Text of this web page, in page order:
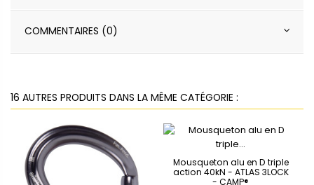
COMMENTAIRES (0)
16 AUTRES PRODUITS DANS LA MÊME CATÉGORIE :
Mousqueton alu en D triple
action 40kN - ATLAS 3LOCK
- CAMP®